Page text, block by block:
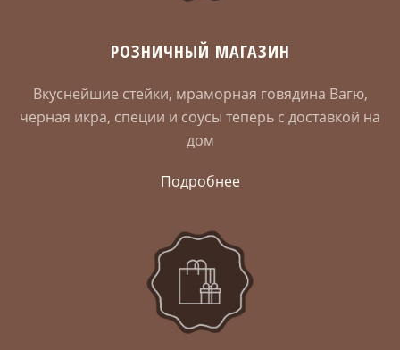
РОЗНИЧНЫЙ МАГАЗИН
Вкуснейшие стейки, мраморная говядина Вагю,
черная икра, специи и соусы теперь с доставкой на
дом
Подробнее